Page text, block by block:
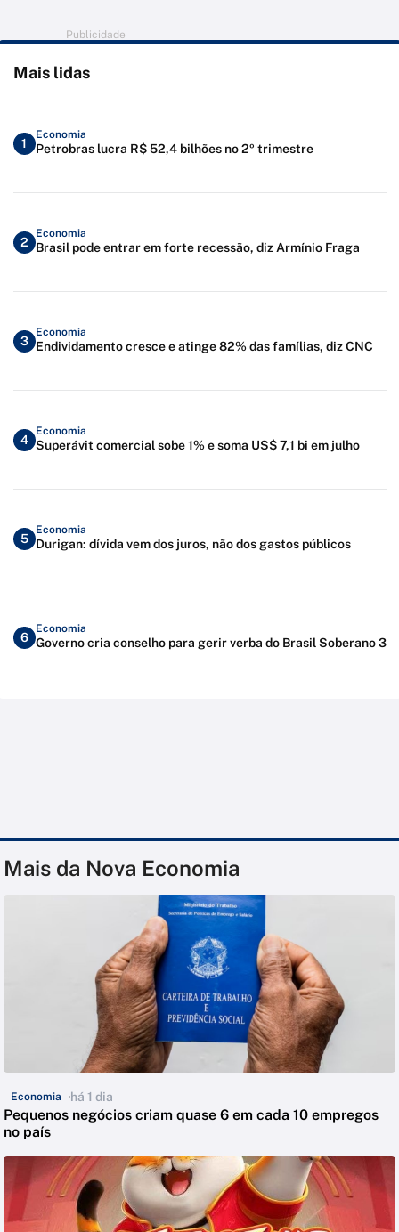
Publicidade
Mais lidas
1
Economia
Petrobras lucra R$ 52,4 bilhões no 2º trimestre
2
Economia
Brasil pode entrar em forte recessão, diz Armínio Fraga
3
Economia
Endividamento cresce e atinge 82% das famílias, diz CNC
4
Economia
Superávit comercial sobe 1% e soma US$ 7,1 bi em julho
5
Economia
Durigan: dívida vem dos juros, não dos gastos públicos
6
Economia
Governo cria conselho para gerir verba do Brasil Soberano 3
Mais da Nova Economia
Economia há 1 dia
Pequenos negócios criam quase 6 em cada 10 empregos
no país